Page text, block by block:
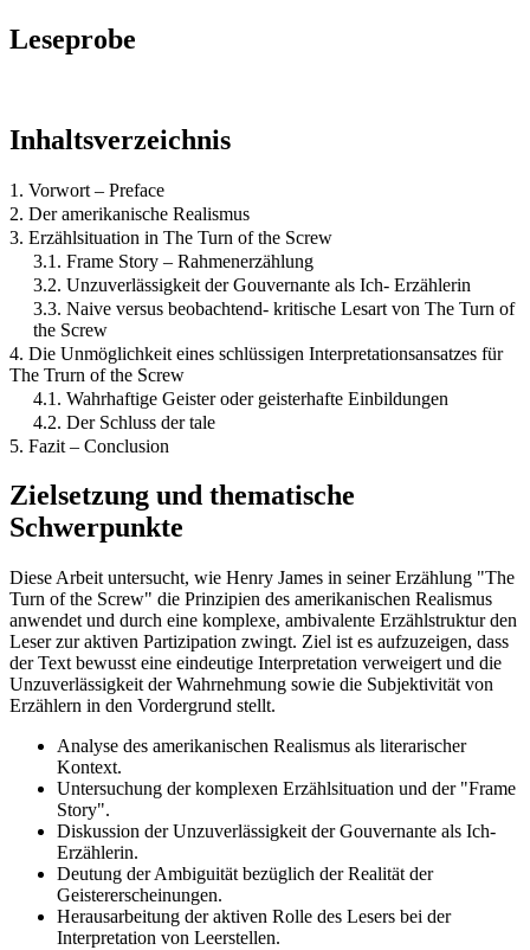
Leseprobe
Inhaltsverzeichnis
1. Vorwort – Preface
2. Der amerikanische Realismus
3. Erzählsituation in The Turn of the Screw
3.1. Frame Story – Rahmenerzählung
3.2. Unzuverlässigkeit der Gouvernante als Ich- Erzählerin
3.3. Naive versus beobachtend- kritische Lesart von The Turn of
the Screw
4. Die Unmöglichkeit eines schlüssigen Interpretationsansatzes für
The Trurn of the Screw
4.1. Wahrhaftige Geister oder geisterhafte Einbildungen
4.2. Der Schluss der tale
5. Fazit – Conclusion
Zielsetzung und thematische
Schwerpunkte
Diese Arbeit untersucht, wie Henry James in seiner Erzählung "The
Turn of the Screw" die Prinzipien des amerikanischen Realismus
anwendet und durch eine komplexe, ambivalente Erzählstruktur den
Leser zur aktiven Partizipation zwingt. Ziel ist es aufzuzeigen, dass
der Text bewusst eine eindeutige Interpretation verweigert und die
Unzuverlässigkeit der Wahrnehmung sowie die Subjektivität von
Erzählern in den Vordergrund stellt.
Analyse des amerikanischen Realismus als literarischer
Kontext.
Untersuchung der komplexen Erzählsituation und der "Frame
Story".
Diskussion der Unzuverlässigkeit der Gouvernante als Ich-
Erzählerin.
Deutung der Ambiguität bezüglich der Realität der
Geistererscheinungen.
Herausarbeitung der aktiven Rolle des Lesers bei der
Interpretation von Leerstellen.